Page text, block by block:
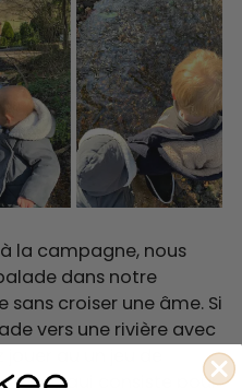
la campagne, nous
dans notre
croiser une âme. Si
vers une rivière avec
Ce jeu qui consiste pour